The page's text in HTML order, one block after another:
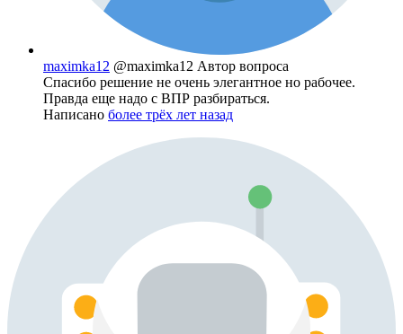
maximka12 @maximka12 Автор вопроса
Спасибо решение не очень элегантное но рабочее.
Правда еще надо с ВПР разбираться.
Написано более трёх лет назад